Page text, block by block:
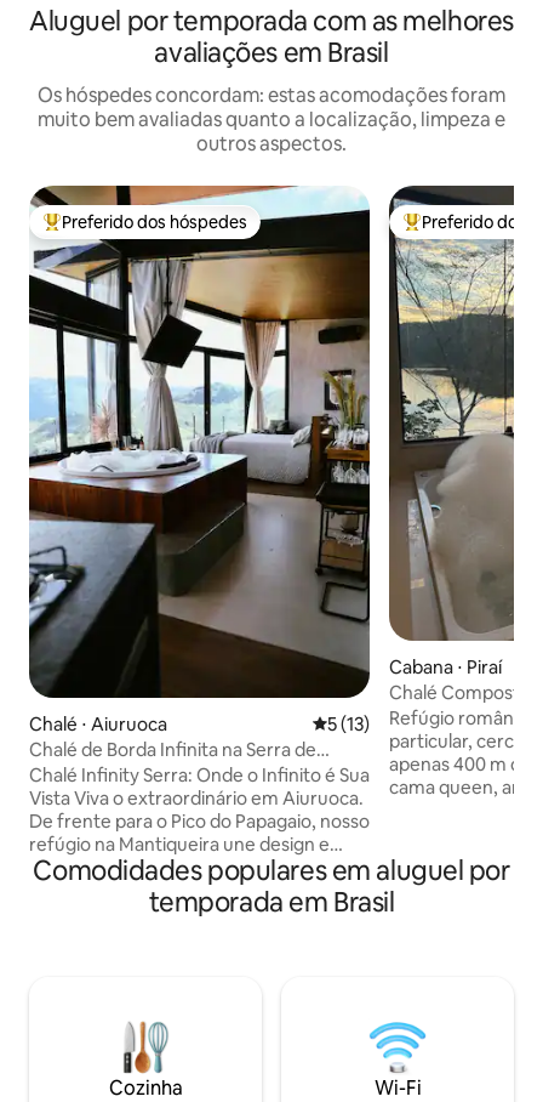
Aluguel por temporada com as melhores
avaliações em Brasil
Os hóspedes concordam: estas acomodações foram
muito bem avaliadas quanto a localização, limpeza e
outros aspectos.
Entre os melhores preferidos dos hóspedes
Preferido dos hóspedes
Chalé ⋅ Aiuruoca 5 de uma avaliação média
5 (13)
Chalé de Borda Infinita na Serra de
Aiuruoca, MG
Chalé Infinity Serra: Onde o Infinito é Sua
Vista Viva o extraordinário em Aiuruoca.
De frente para o Pico do Papagaio, nosso
refúgio na Mantiqueira une design e
natureza. Conforto: Hidro relaxante,
cama premium e cozinha completa.
Diferencial: Banheiro com chuveiro
presença. Não é apenas estadia, é
reconexão. Reserve esse momento
Entre os
Preferido dos
Cabana ⋅ Piraí
Chalé
Refúgio
particular,
apenas 400 m da
cama queen, ar-
chuveiros
completa com
em um só lugar.
Comodidades populares em aluguel por
temporada em Brasil
Cozinha Wi-Fi